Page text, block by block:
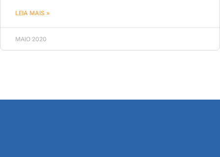
LEIA MAIS »
MAIO 2020